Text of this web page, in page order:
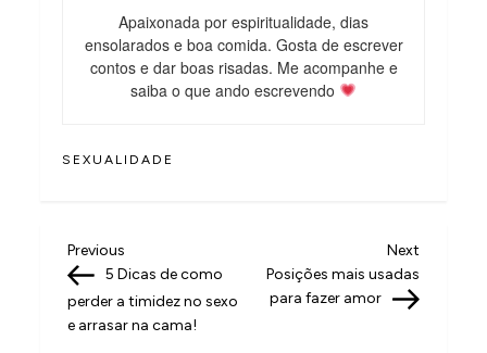
Apaixonada por espiritualidade, dias
ensolarados e boa comida. Gosta de escrever
contos e dar boas risadas. Me acompanhe e
saiba o que ando escrevendo
SEXUALIDADE
N
a
v
Previous
Post
Previous
5 Dicas de como
perder a timidez no sexo
e arrasar na cama!
Next
Post
Next
Posições mais usadas
para fazer amor